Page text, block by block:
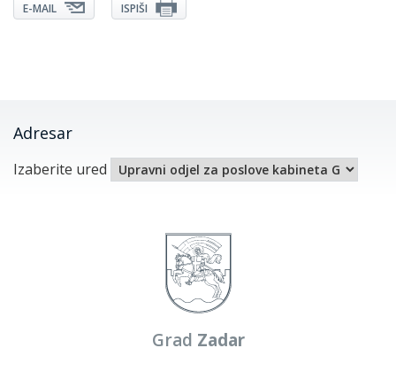
E-MAIL ISPIŠI
Adresar
Izaberite ured
Grad Zadar